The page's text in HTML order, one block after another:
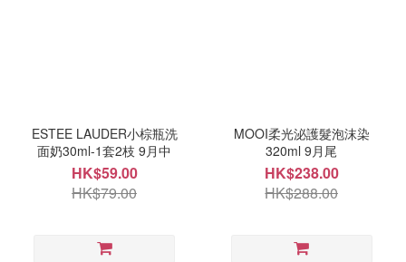
ESTEE LAUDER小棕瓶洗
面奶30ml-1套2枝 9月中
HK$59.00
HK$79.00
MOOI柔光泌護髮泡沫染
320ml 9月尾
HK$238.00
HK$288.00